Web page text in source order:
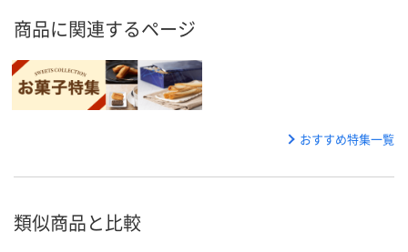
商品に関連するページ
おすすめ特集一覧
類似商品と比較